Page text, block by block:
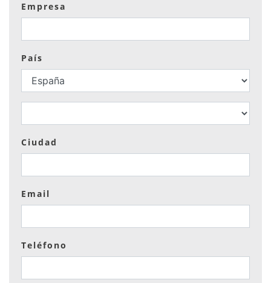
Empresa
País
Ciudad
Email
Teléfono